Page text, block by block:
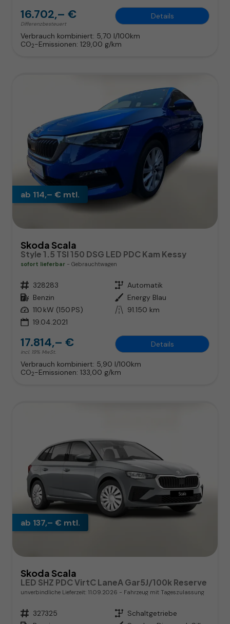
16.702,– €
Differenzbesteuert
Details
Verbrauch kombiniert: 5,70 l/100km
CO2-Emissionen: 129,00 g/km
ab 114,– € mtl.
Skoda Scala
Style 1.5 TSI 150 DSG LED PDC Kam Kessy
sofort lieferbar Gebrauchtwagen
Fahrzeugnr. 328283 Getriebe Automatik
Kraftstoff Benzin Außenfarbe Energy Blau
Leistung 110 kW (150 PS) Kilometerstand 91.150 km
19.04.2021
17.814,– €
incl. 19% MwSt.
Details
Verbrauch kombiniert: 5,90 l/100km
CO2-Emissionen: 133,00 g/km
ab 137,– € mtl.
Skoda Scala
LED SHZ PDC VirtC LaneA Gar5J/100k Reserve
unverbindliche Lieferzeit: 11.09.2026 Fahrzeug mit Tageszulassung
Fahrzeugnr. 327325 Getriebe Schaltgetriebe